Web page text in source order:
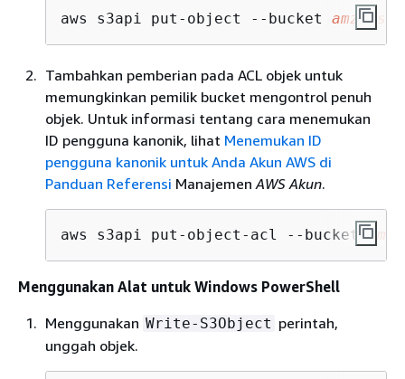
aws s3api put-object --bucket amzn-
Tambahkan pemberian pada ACL objek untuk
memungkinkan pemilik bucket mengontrol penuh
objek. Untuk informasi tentang cara menemukan
ID pengguna kanonik, lihat Menemukan ID
pengguna kanonik untuk Anda Akun AWS di
Panduan Referensi Manajemen AWS Akun.
aws s3api put-object-acl --bucket
Menggunakan Alat untuk Windows PowerShell
Menggunakan Write-S3Object perintah,
unggah objek.